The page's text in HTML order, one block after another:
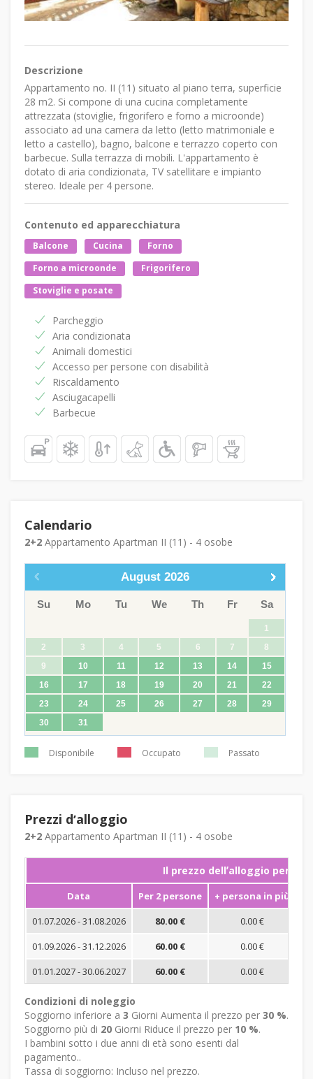
Descrizione
Appartamento no. II (11) situato al piano terra, superficie
28 m2. Si compone di una cucina completamente
attrezzata (stoviglie, frigorifero e forno a microonde)
associato ad una camera da letto (letto matrimoniale e
letto a castello), bagno, balcone e terrazzo coperto con
barbecue. Sulla terrazza di mobili. L'appartamento è
dotato di aria condizionata, TV satellitare e impianto
stereo. Ideale per 4 persone.
Contenuto ed apparecchiatura
Balcone Cucina
Forno
Forno a microonde
Frigorifero
Stoviglie e posate
Parcheggio
Aria condizionata
Animali domestici
Accesso per persone con disabilità
Riscaldamento
Asciugacapelli
Barbecue
Calendario
2+2 Appartamento Apartman II (11) - 4 osobe
August 2026
Su Mo Tu We Th Fr Sa
1
2
3 4 5 6 7
8
9
10 11 12 13 14
15
16
17 18 19 20 21
22
23
24 25 26 27 28
29
30
31
Disponibile Occupato Passato
Prezzi dʼalloggio
2+2 Appartamento Apartman II (11) - 4 osobe
Il prezzo dellʼalloggio per
Data Per 2 persone + persona in più
01.07.2026 - 31.08.2026
80.00 €
0.00 €
01.09.2026 - 31.12.2026
60.00 €
0.00 €
01.01.2027 - 30.06.2027
60.00 € 0.00 €
Condizioni di noleggio
Soggiorno inferiore a 3 Giorni Aumenta il prezzo per 30 %.
Soggiorno più di 20 Giorni Riduce il prezzo per 10 %.
I bambini sotto i due anni di età sono esenti dal
pagamento..
Tassa di soggiorno: Incluso nel prezzo.